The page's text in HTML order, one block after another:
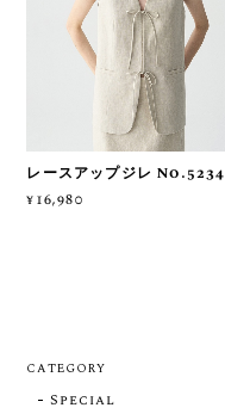
レースアップジレ No.5234
¥16,980
CATEGORY
Special